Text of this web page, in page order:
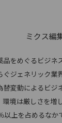
ミクス
をめぐるビジネ
ぐジェネリック業
替変動によるビジ
境は厳しさを増
以上を占めるなか